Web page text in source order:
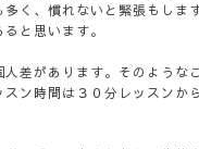
く、慣れないと緊張もしま
と思います。
差があります。そのような
ン時間は３０分レッスンか